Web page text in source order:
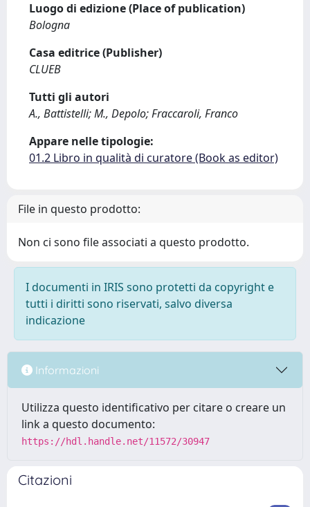
Luogo di edizione (Place of publication)
Bologna
Casa editrice (Publisher)
CLUEB
Tutti gli autori
A., Battistelli; M., Depolo; Fraccaroli, Franco
Appare nelle tipologie:
01.2 Libro in qualità di curatore (Book as editor)
File in questo prodotto:
Non ci sono file associati a questo prodotto.
I documenti in IRIS sono protetti da copyright e
tutti i diritti sono riservati, salvo diversa
indicazione
Informazioni
Utilizza questo identificativo per citare o creare un
link a questo documento:
https://hdl.handle.net/11572/30947
Citazioni